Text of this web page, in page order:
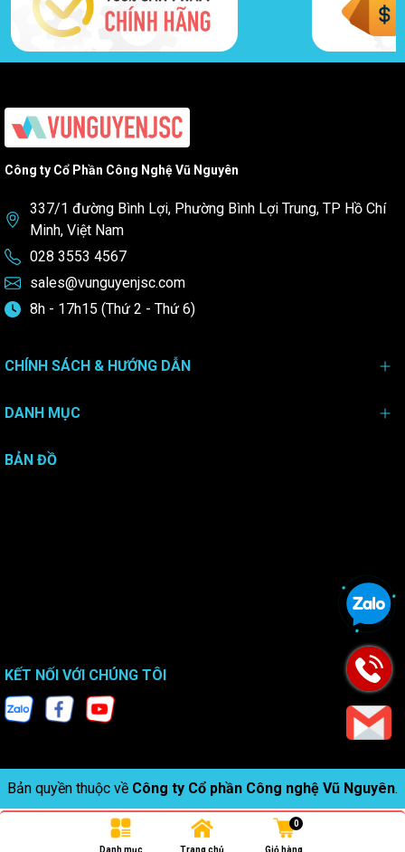
Công ty Cổ Phần Công Nghệ Vũ Nguyên
337/1 đường Bình Lợi, Phường Bình Lợi Trung, TP Hồ Chí
Minh, Việt Nam
028 3553 4567
sales@vunguyenjsc.com
8h - 17h15 (Thứ 2 - Thứ 6)
CHÍNH SÁCH & HƯỚNG DẪN
DANH MỤC
BẢN ĐỒ
KẾT NỐI VỚI CHÚNG TÔI
Bản quyền thuộc về Công ty Cổ phần Công nghệ Vũ Nguyên.
Danh mục Trang chủ Giỏ hàng
0